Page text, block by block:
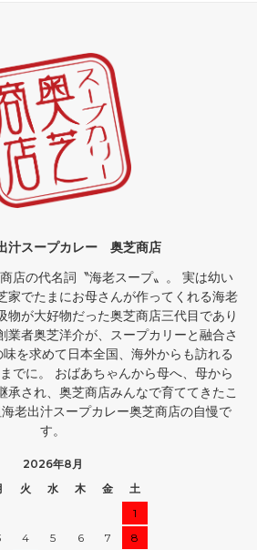
汁スープカレー 奥芝商店
店の代名詞〝海老スープ〟。 実は幼い
家でたまにお母さんが作ってくれる海老
物が大好物だった奥芝商店三代目であり
業者奥芝洋介が、スープカリーと融合さ
を求めて日本全国、海外からも訪れる
でに。 おばあちゃんから母へ、母から
承され、奥芝商店みんなで育ててきたこ
老出汁スープカレー奥芝商店の自慢で
す。
2026年8月
火 水 木 金
土
1
4 5 6 7
8